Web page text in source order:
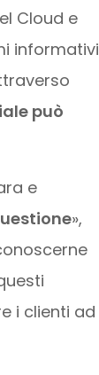
Cloud e
informativi
può
e
»,
i clienti ad